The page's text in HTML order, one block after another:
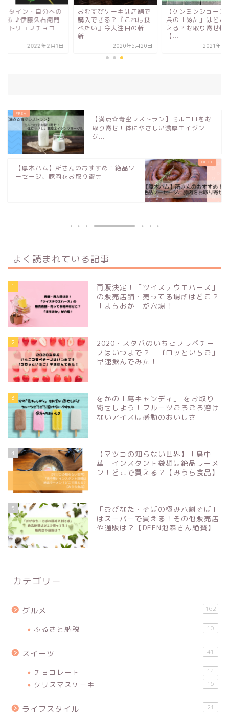
ンタイン・自分への
美に♪伊藤久右衛門
抹トリュフチョコ
2022年2月1日
おむすびケーキは店舗で
購入できる？『これは食
べたい』今大注目の斬
新...
2020年5月20日
【ケンミンショー】
県の「ぬた」はどこ
える？お取り寄せ情
【...
2021年7
【満点☆青空レストラン】ミルコロをお
取り寄せ！体にやさしい濃厚エイジン
グ...
【厚木ハム】所さんのおすすめ！絶品ソ
ーセージ、豚肉をお取り寄せ
よく読まれている記事
1
再販決定！「ツイステウエハース」
の販売店舗・売ってる場所はどこ？
「まちおか」が穴場！
2
2020・スタバのいちごフラペチー
ノはいつまで？「ゴロッといちご」
早速飲んでみた！
3
をかの「葛キャンディ」 をお取り
寄せしよう！フルーツごろごろ溶け
ないアイスは感動のおいしさ
4
【マツコの知らない世界】「鳥中
華」インスタント袋麺は絶品ラーメ
ン！どこで買える？【みうら食品】
5
「おびなた・そばの極み八割そば」
はスーパーで買える！その他販売店
や通販は？【DEEN池森さん絶賛】
カテゴリー
グルメ 162
ふるさと納税 10
スイーツ 41
チョコレート 14
クリスマスケーキ 15
ライフスタイル 21